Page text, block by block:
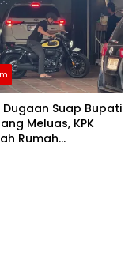
Dugaan Suap Bupati
Meluas, KPK
Rumah